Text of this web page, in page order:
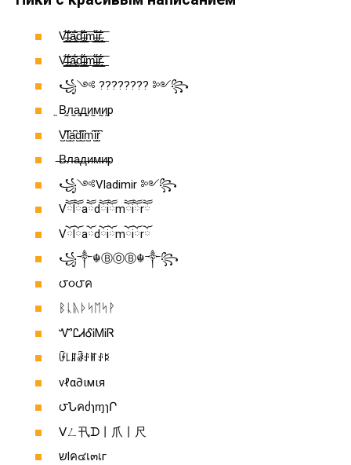
V̵̵͓̫̲̭͔̌̄̄̈́͟͞ľ̵̵͓̫̲̭͔̄̄̈́͟͞ǎ̵̵͓̫̲̭͔̄̄̈́͟͞ď̵̵͓̫̲̭͔̄̄̈́͟͞ǐ̵̵͓̫̲̭͔̄̄̈́͟͞m̵̵͓̫̲̭͔̌̄̄̈́͟͞ǐ̵̵͓̫̲̭͔̄̄̈́͟͞ř̵̵͓̫̲̭͔̄̄̈́͟͞
V̵̵͓̫̲̭͔̌̄̄̈́͟͞ľ̵̵͓̫̲̭͔̄̄̈́͟͞ǎ̵̵͓̫̲̭͔̄̄̈́͟͞ď̵̵͓̫̲̭͔̄̄̈́͟͞ǐ̵̵͓̫̲̭͔̄̄̈́͟͞m̵̵͓̫̲̭͔̌̄̄̈́͟͞ǐ̵̵͓̫̲̭͔̄̄̈́͟͞ř̵̵͓̫̲̭͔̄̄̈́͟͞
꧁༺ ???????? ༻꧂
̰В̰л̰а̰д̰и̰м̰и̰р
V̺͆l̺͆a̺͆d̺͆i̺͆m̺͆i̺͆r̺͆
̶В̶л̶а̶д̶и̶м̶и̶р
꧁༺Vladimir ༻꧂
Vཽlཽaཽdཽiཽmཽiཽrཽ
Vོlོaོdོiོmོiོrོ
꧁༒☬ⒷⓞⒷ☬༒꧂
౮૦౮ค
ᛒᚳᚣᚦᛋᛖᛋᚹ
ᏉᏝᏗᎴᎥᎷᎥᏒ
ꀰ꒒ꁲꂠꂑꂵꂑꌅ
νℓα∂ιмιя
౮ՆคძɿɱɿՐ
ᐯㄥ卂ᗪ丨爪丨尺
שlค๔เ๓เг